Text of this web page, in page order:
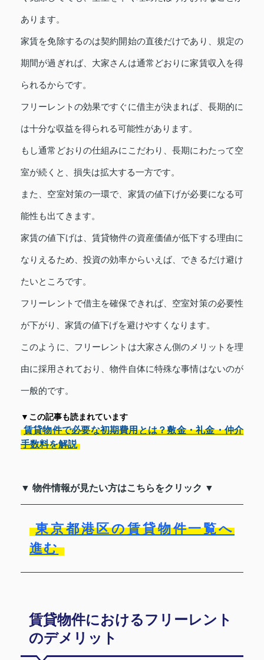
あります。
家賃を免除するのは契約開始の直後だけであり、規定の
期間が過ぎれば、大家さんは通常どおりに家賃収入を得
られるからです。
フリーレントの効果ですぐに借主が決まれば、長期的に
は十分な収益を得られる可能性があります。
もし通常どおりの仕組みにこだわり、長期にわたって空
室が続くと、損失は拡大する一方です。
また、空室対策の一環で、家賃の値下げが必要になる可
能性も出てきます。
家賃の値下げは、賃貸物件の資産価値が低下する理由に
なりえるため、投資の効率からいえば、できるだけ避け
たいところです。
フリーレントで借主を確保できれば、空室対策の必要性
が下がり、家賃の値下げを避けやすくなります。
このように、フリーレントは大家さん側のメリットを理
由に採用されており、物件自体に特殊な事情はないのが
一般的です。
▼この記事も読まれています
賃貸物件で必要な初期費用とは？敷金・礼金・仲介
手数料を解説
▼ 物件情報が見たい方はこちらをクリック ▼
東京都港区の賃貸物件一覧へ
進む
賃貸物件におけるフリーレント
のデメリット